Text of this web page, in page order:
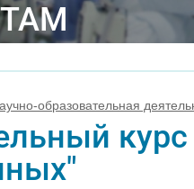
образовательная